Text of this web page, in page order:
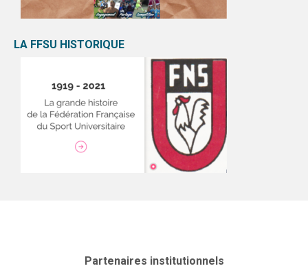
LA FFSU HISTORIQUE
Partenaires institutionnels